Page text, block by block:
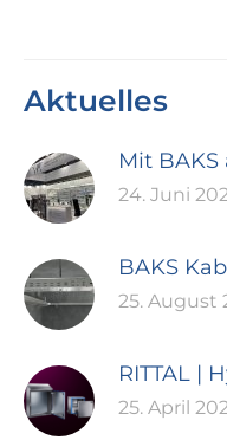
Aktuelles
Mit
24. Juni
BAKS
25. August
RITTAL |
25. April